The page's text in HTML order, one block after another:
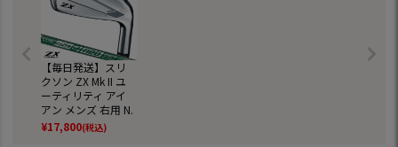
【毎日発送】スリ
クソン ZX Mk II ユ
ーティリティ アイ
アン メンズ 右用 N.
S.PRO 950GH neo
DST for HYBRID ス
¥17,800(税込)